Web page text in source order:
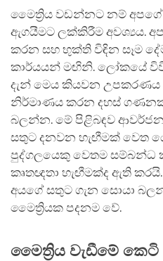
මෛත්‍රිය වඩන්නට නම්
ඇගයීමට ලක්කිරීම අවශ්‍යය.
කරන සහ භුක්ති විඳින සෑම
කාර්යයන් මඟිනි. ලෝකයේ
දැන් මෙය කියවන උපකරණය
නිර්මාණය කරන දහස්
බලන්න. මේ පිළිබඳව
සතුට දනවන හැඟීමක් වෙත
පුද්ගලයෙකු වෙතම සම්බන්ධ
කෘතඥතා හැඟීමක්ද ඇති
අයගේ සතුට ගැන සොයා
මෛත්‍රියක පදනම වේ.
මෛත්‍රිය වැඩීමේ කෙටි